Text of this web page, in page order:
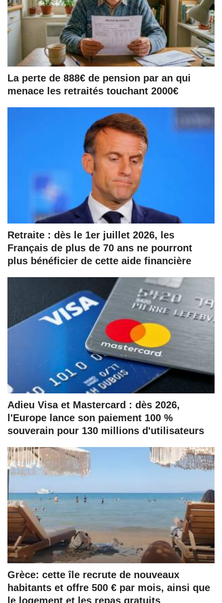
La perte de 888€ de pension par an qui
menace les retraités touchant 2000€
Retraite : dès le 1er juillet 2026, les
Français de plus de 70 ans ne pourront
plus bénéficier de cette aide financière
Adieu Visa et Mastercard : dès 2026,
l'Europe lance son paiement 100 %
souverain pour 130 millions d'utilisateurs
Grèce: cette île recrute de nouveaux
habitants et offre 500 € par mois, ainsi que
le logement et les repas gratuits